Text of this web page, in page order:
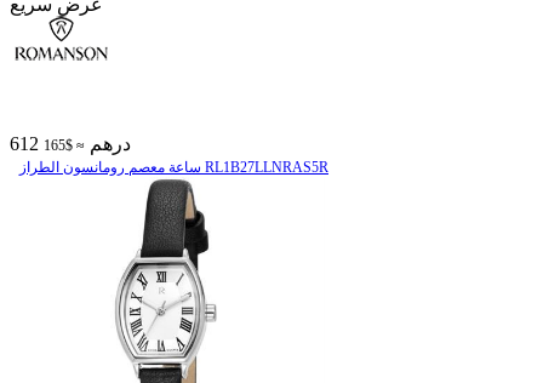
612 درهم ≈ $165
ساعة معصم رومانسون الطراز RL1B27LLNRAS5R